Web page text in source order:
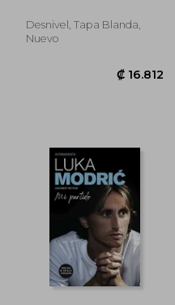
₡ 16.477
Desnivel, Tapa Blanda,
Nuevo